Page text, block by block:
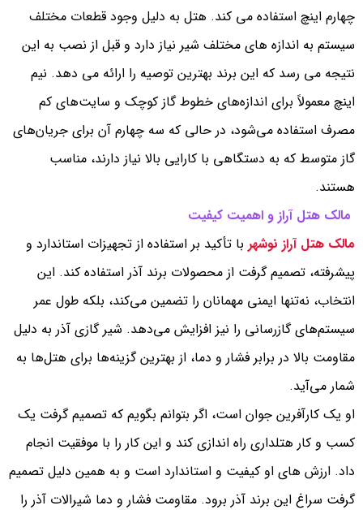
چهارم اینچ استفاده می کند. هتل به دلیل وجود قطعات مختلف
سیستم به اندازه های مختلف شیر نیاز دارد و قبل از نصب به این
نتیجه می رسد که این برند بهترین توصیه را ارائه می دهد. نیم
اینچ معمولاً برای اندازه‌های خطوط گاز کوچک و سایت‌های کم
مصرف استفاده می‌شود، در حالی که سه چهارم آن برای جریان‌های
گاز متوسط ​​که به دستگاهی با کارایی بالا نیاز دارند، مناسب
هستند.
مالک هتل آراز و اهمیت کیفیت
مالک هتل آراز نوشهر با تأکید بر استفاده از تجهیزات استاندارد و
پیشرفته، تصمیم گرفت از محصولات برند آذر استفاده کند. این
انتخاب، نه‌تنها ایمنی مهمانان را تضمین می‌کند، بلکه طول عمر
سیستم‌های گازرسانی را نیز افزایش می‌دهد. شیر گازی آذر به دلیل
مقاومت بالا در برابر فشار و دما، از بهترین گزینه‌ها برای هتل‌ها به
شمار می‌آید.
او یک کارآفرین جوان است، اگر بتوانم بگویم که تصمیم گرفت یک
کسب و کار هتلداری راه اندازی کند و این کار را با موفقیت انجام
داد. ارزش های او کیفیت و استاندارد است و به همین دلیل تصمیم
گرفت سراغ این برند آذر برود. مقاومت فشار و دما شیرالات آذر را